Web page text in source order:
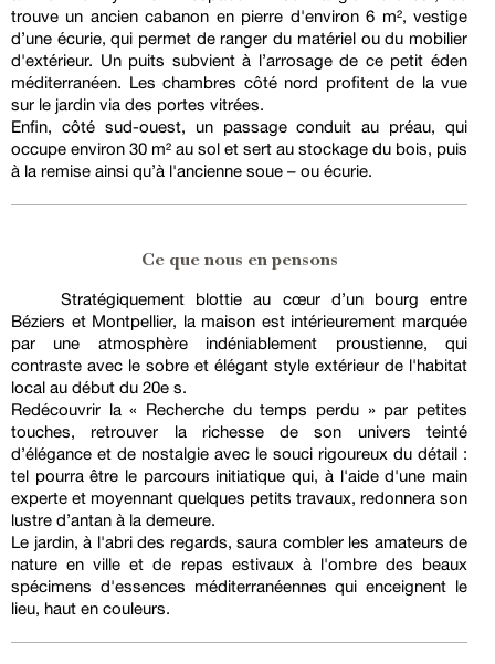
trouve un ancien cabanon en pierre d'environ 6 m², vestige
d’une écurie, qui permet de ranger du matériel ou du mobilier
d'extérieur. Un puits subvient à l’arrosage de ce petit éden
méditerranéen. Les chambres côté nord profitent de la vue
sur le jardin via des portes vitrées.
Enfin, côté sud-ouest, un passage conduit au préau, qui
occupe environ 30 m² au sol et sert au stockage du bois, puis
à la remise ainsi qu’à l'ancienne soue – ou écurie.
Ce que nous en pensons
Stratégiquement blottie au cœur d’un bourg entre
Béziers et Montpellier, la maison est intérieurement marquée
par une atmosphère indéniablement proustienne, qui
contraste avec le sobre et élégant style extérieur de l'habitat
local au début du 20e s.
Redécouvrir la « Recherche du temps perdu » par petites
touches, retrouver la richesse de son univers teinté
d’élégance et de nostalgie avec le souci rigoureux du détail :
tel pourra être le parcours initiatique qui, à l'aide d'une main
experte et moyennant quelques petits travaux, redonnera son
lustre d’antan à la demeure.
Le jardin, à l'abri des regards, saura combler les amateurs de
nature en ville et de repas estivaux à l'ombre des beaux
spécimens d'essences méditerranéennes qui enceignent le
lieu, haut en couleurs.